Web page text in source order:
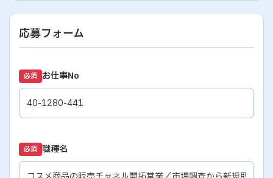
応募フォーム
必須 お仕事No
必須 職種名